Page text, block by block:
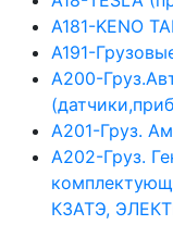
А181-KENO
А191-
А200-
А201-Груз.
А202-Груз.
КЗАТЭ,